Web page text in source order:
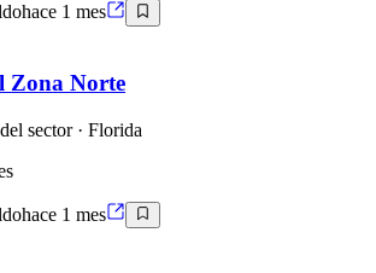
hace 1 mes
Zona Norte
sector· Florida
hace 1 mes